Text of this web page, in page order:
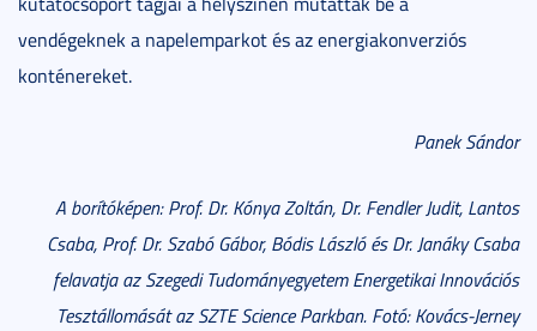
vendégeknek a napelemparkot és az energiakonverziós
konténereket.
Panek Sándor
A borítóképen: Prof. Dr. Kónya Zoltán, Dr. Fendler Judit, Lantos
Csaba, Prof. Dr. Szabó Gábor, Bódis László és Dr. Janáky Csaba
felavatja az Szegedi Tudományegyetem Energetikai Innovációs
Tesztállomását az SZTE Science Parkban. Fotó: Kovács-Jerney